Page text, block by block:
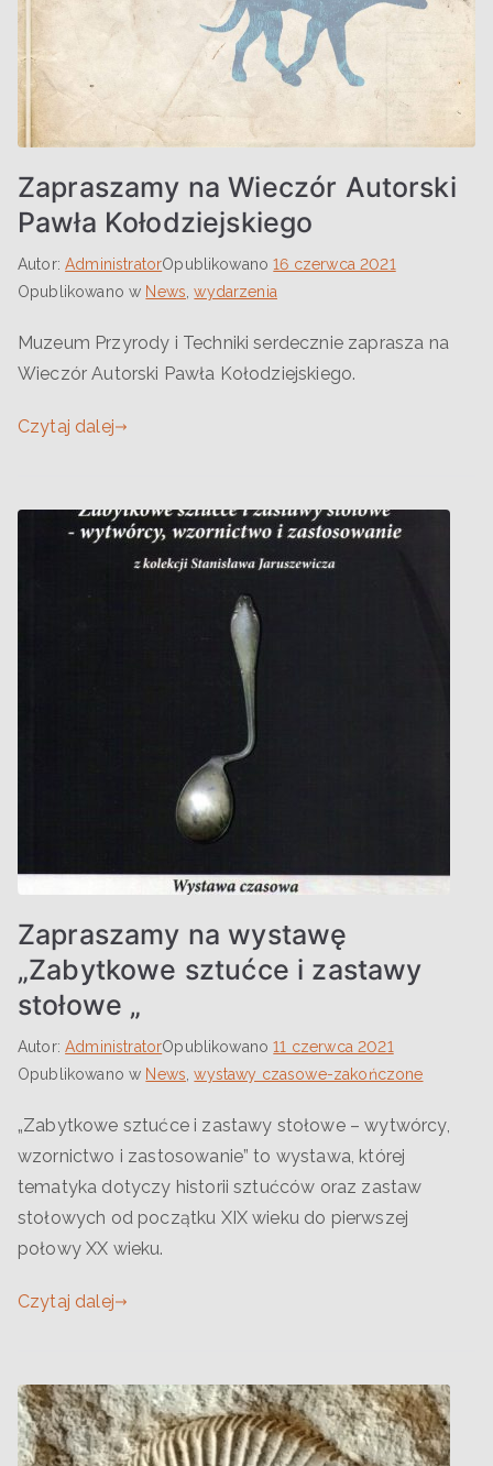
Zapraszamy na Wieczór Autorski
Pawła Kołodziejskiego
Autor:AdministratorOpublikowano16 czerwca 2021
Opublikowano w News ,wydarzenia
Muzeum Przyrody i Techniki serdecznie zaprasza na
Wieczór Autorski Pawła Kołodziejskiego.
Czytaj dalej
Zapraszamy na wystawę
„Zabytkowe sztućce i zastawy
stołowe „
Autor:AdministratorOpublikowano11 czerwca 2021
Opublikowano w News ,wystawy czasowe-zakończone
„Zabytkowe sztućce i zastawy stołowe – wytwórcy,
wzornictwo i zastosowanie” to wystawa, której
tematyka dotyczy historii sztućców oraz zastaw
stołowych od początku XIX wieku do pierwszej
połowy XX wieku.
Czytaj dalej